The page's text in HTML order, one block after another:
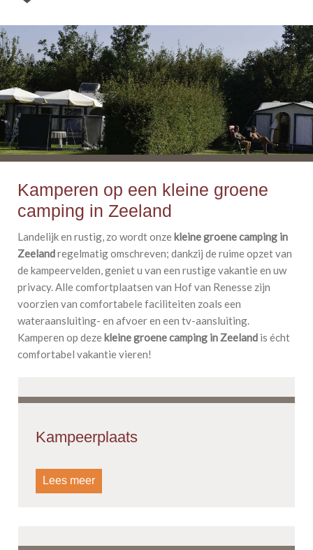
Kamperen op een kleine groene
camping in Zeeland
Landelijk en rustig, zo wordt onzekleine groene camping in
Zeelandregelmatig omschreven; dankzij de ruime opzet van
de kampeervelden, geniet u van een rustige vakantie en uw
privacy. Alle comfortplaatsen van Hof van Renesse zijn
voorzien van comfortabele faciliteiten zoals een
wateraansluiting- en afvoer en een tv-aansluiting.
Kamperen op dezekleine groene camping in Zeeland is écht
comfortabel vakantie vieren!
Kampeerplaats
Lees meer